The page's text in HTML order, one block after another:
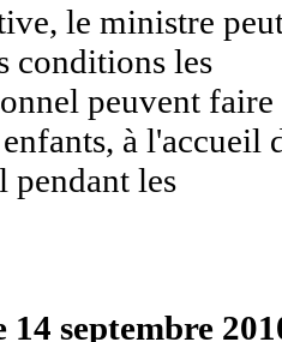
le ministre
conditions les
peuvent faire
à l'accueil
pendant les
14 septembre